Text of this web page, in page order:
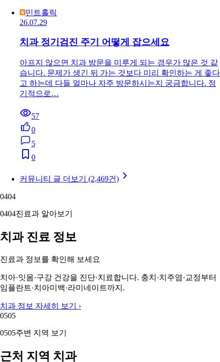
민트홀릭
26.07.29
치과 정기검진 주기 어떻게 잡으세요
아프지 않으면 치과 방문을 미루게 되는 경우가 많은 것 같
습니다. 문제가 생긴 뒤 가는 것보다 미리 확인하는 게 좋다
고 하는데 다들 얼마나 자주 방문하시는지 궁금합니다. 정
기적으로…
57
0
5
0
커뮤니티 글 더보기 (2,469건)
0404
0404진료과 알아보기
치과 진료 정보
진료과 정보를 확인해 보세요
치아·잇몸·구강 건강을 진단·치료합니다. 충치·치주염·교정부터
임플란트·치아미백·라미네이트까지.
치과 정보 자세히 보기 ›
0505
0505주변 지역 보기
근처 지역 치과